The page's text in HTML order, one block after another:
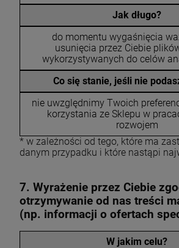
Jak długo?
do momentu wygaśnięcia
usunięcia przez Ciebie
wykorzystywanych do celów
Co się stanie, jeśli nie
nie uwzględnimy Twoich
korzystania ze Sklepu w
rozwojem
* w zależności od tego, które ma
danym przypadku i które nastąpi
7. Wyrażenie przez Ciebie
otrzymywanie od nas treści
(np. informacji o ofertach
W jakim celu?